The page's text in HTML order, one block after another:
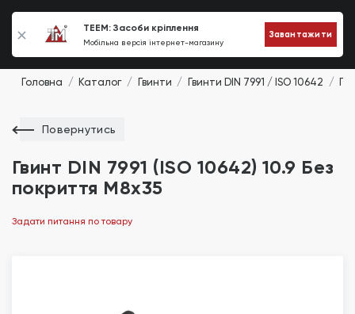
TEEM: Засоби кріплення
Мобільна версія інтернет-магазину
Завантажити
0
Головна Каталог Гвинти Гвинти DIN 7991 / ISO 10642
Повернутись
Гвинт DIN 7991 (ISO 10642) 10.9 Без
покриття М8х35
Задати питання по товару